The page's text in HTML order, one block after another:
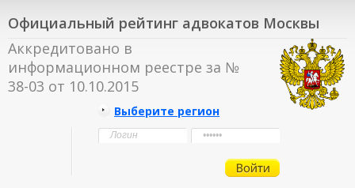
Официальный рейтинг адвокатов Москвы
Аккредитовано в
информационном реестре за №
38-03 от 10.10.2015
Выберите регион